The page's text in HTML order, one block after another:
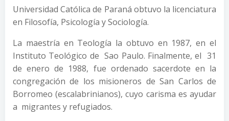
Universidad Católica de Paraná obtuvo la licenciatura
en Filosofía, Psicología y Sociología.
La maestría en Teología la obtuvo en 1987, en el
Instituto Teológico de Sao Paulo. Finalmente, el 31
de enero de 1988, fue ordenado sacerdote en la
congregación de los misioneros de San Carlos de
Borromeo (escalabrinianos), cuyo carisma es ayudar
a migrantes y refugiados.